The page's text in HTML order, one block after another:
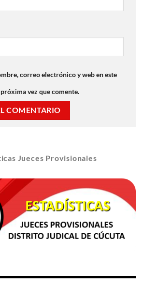
correo electrónico y web en este
vez que comente.
Jueces Provisionales